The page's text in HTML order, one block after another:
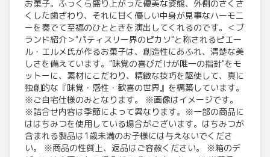
お菓子。ふっくら盛り上がった優美な姿態、外側のさくさ
くした歯ざわり、それに甘く優しい中身が見事なハーモニ
ーを奏でて至福のひとときを演出してくれるのです。＜ブ
ランド紹介＞"パティスリー界のピカソ"と称されるピエー
ル・エルメ氏が作るお菓子は、創造性にあふれ、清楚な美
しさを備えています。"味覚の喜びだけが唯一の指針"をモ
ットーに、素材にこだわり、精緻な技巧を駆使して、真に
独創的な『味覚・感性・歓喜の世界』を構築しています。
※ご自宅仕様のみとなります。 ※画像はイメージです。
※詰合せ内容は季節によって異なります。※一部の商品に
ははちみつを使用している場合がございます。はちみつが
含まれる製品は1歳未満のお子様には与えないでくださ
い。 ※商品の性質上、返品はご容赦ください。 ※箱のデ